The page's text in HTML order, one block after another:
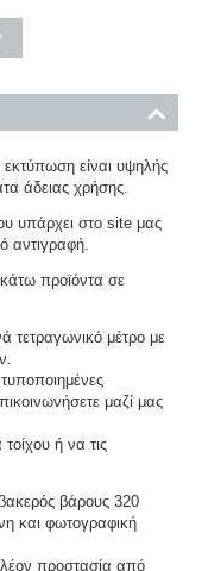
είναι υψηλής
άδειας χρήσης.
υπάρχει στο site μας
αντιγραφή.
προϊόντα σε
τετραγωνικό μέτρο με
μαζί μας
ή να τις
βάρους 320
και φωτογραφική
προστασία από